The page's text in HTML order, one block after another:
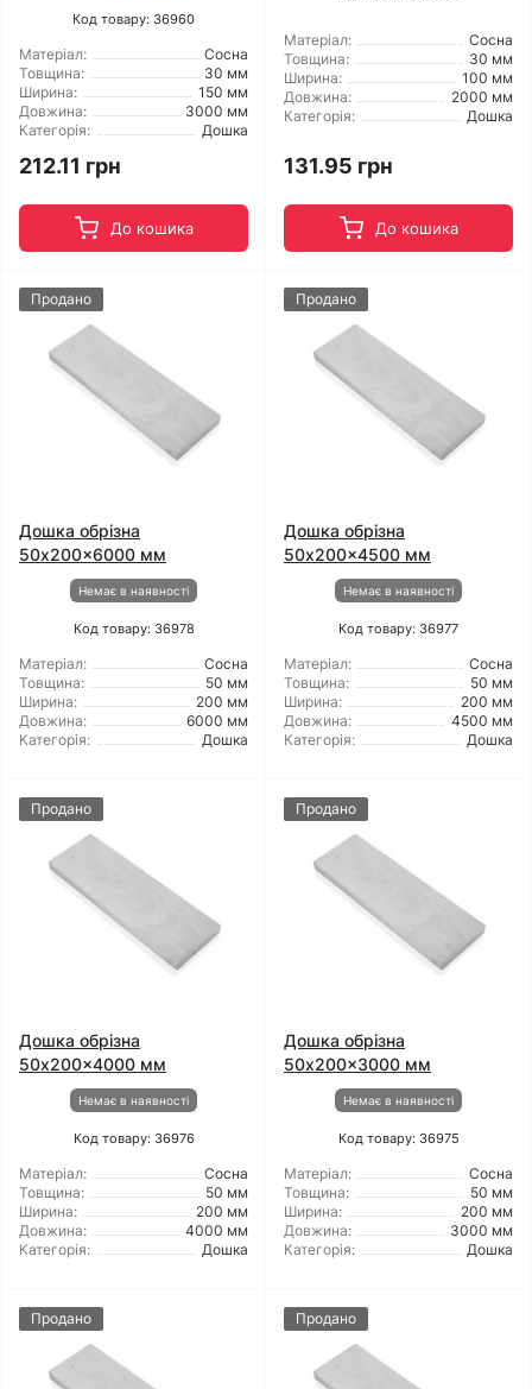
Код товару: 36960
Матеріал:
Сосна
Товщина:
30 мм
Ширина:
150 мм
Довжина:
3000 мм
Категорія:
Дошка
212.11 грн
До кошика
Матеріал:
Сосна
Товщина:
30 мм
Ширина:
100 мм
Довжина:
2000 мм
Категорія:
Дошка
131.95 грн
До кошика
Продано
Дошка обрізна
50x200x6000 мм
Немає в наявності
Код товару: 36978
Матеріал:
Сосна
Товщина:
50 мм
Ширина:
200 мм
Довжина:
6000 мм
Категорія:
Дошка
Продано
Дошка обрізна
50x200x4500 мм
Немає в наявності
Код товару: 36977
Матеріал:
Сосна
Товщина:
50 мм
Ширина:
200 мм
Довжина:
4500 мм
Категорія:
Дошка
Продано
Дошка обрізна
50x200x4000 мм
Немає в наявності
Код товару: 36976
Матеріал:
Сосна
Товщина:
50 мм
Ширина:
200 мм
Довжина:
4000 мм
Категорія:
Дошка
Продано
Дошка обрізна
50x200x3000 мм
Немає в наявності
Код товару: 36975
Матеріал:
Сосна
Товщина:
50 мм
Ширина:
200 мм
Довжина:
3000 мм
Категорія:
Дошка
Продано Продано